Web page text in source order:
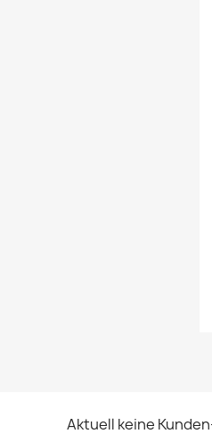
Aktuell keine